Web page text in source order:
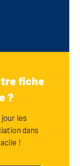
fiche
?
les
dans
!